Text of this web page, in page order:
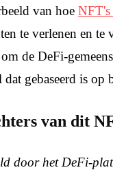
van hoe
te verlenen en
de DeFi-
gebaseerd is op
van dit
door het DeFi-